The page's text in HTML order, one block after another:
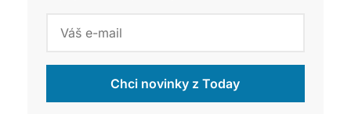
Chci novinky z Today